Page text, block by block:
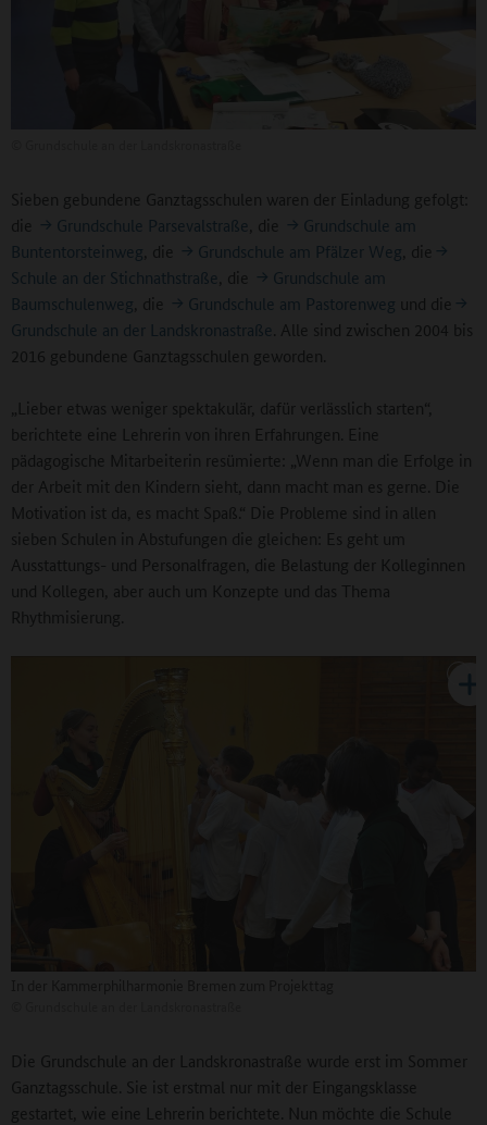
Sieben gebundene Ganztagsschulen waren der Einladung gefolgt:
die
Grundschule Parsevalstraße , die
Grundschule am
Buntentorsteinweg , die Grundschule am Pfälzer Weg , die
Schule an der Stichnathstraße , die
Grundschule am
Baumschulenweg , die Grundschule am Pastorenweg und die
Grundschule an der Landskronastraße . Alle sind zwischen 2004 bis
2016 gebundene Ganztagsschulen geworden.
„Lieber etwas weniger spektakulär, dafür verlässlich starten“,
berichtete eine Lehrerin von ihren Erfahrungen. Eine
pädagogische Mitarbeiterin resümierte: „Wenn man die Erfolge in
der Arbeit mit den Kindern sieht, dann macht man es gerne. Die
Motivation ist da, es macht Spaß.“ Die Probleme sind in allen
sieben Schulen in Abstufungen die gleichen: Es geht um
Ausstattungs- und Personalfragen, die Belastung der Kolleginnen
und Kollegen, aber auch um Konzepte und das Thema
Rhythmisierung.
Die Grundschule an der Landskronastraße wurde erst im Sommer
Ganztagsschule. Sie ist erstmal nur mit der Eingangsklasse
gestartet, wie eine Lehrerin berichtete. Nun möchte die Schule